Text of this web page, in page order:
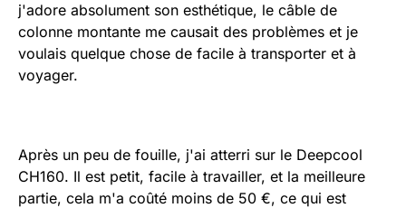
j'adore absolument son esthétique, le câble de
colonne montante me causait des problèmes et je
voulais quelque chose de facile à transporter et à
voyager.
Après un peu de fouille, j'ai atterri sur le Deepcool
CH160. Il est petit, facile à travailler, et la meilleure
partie, cela m'a coûté moins de 50 €, ce qui est